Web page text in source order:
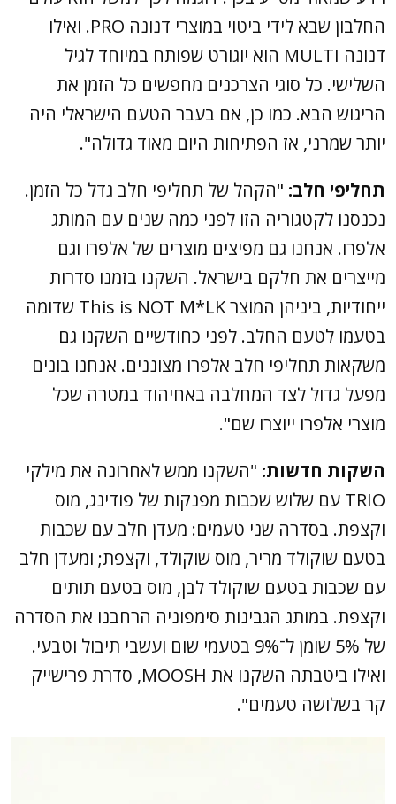
החלבון שבא לידי ביטוי במוצרי דנונה PRO. ואילו
דנונה MULTI הוא יוגורט שפותח במיוחד לגיל
השלישי. כל סוגי הצרכנים מחפשים כל הזמן את
הריגוש הבא. כמו כן, אם בעבר הטעם הישראלי היה
יותר שמרני, אז הפתיחות היום מאוד גדולה".
תחליפי חלב: "הקהל של תחליפי חלב גדל כל הזמן.
נכנסנו לקטגוריה הזו לפני כמה שנים עם המותג
אלפרו. אנחנו גם מפיצים מוצרים של אלפרו וגם
מייצרים את חלקם בישראל. השקנו בזמנו סדרות
ייחודיות, ביניהן המוצר This is NOT M*LK שדומה
בטעמו לטעם החלב. לפני כחודשיים השקנו גם
משקאות תחליפי חלב אלפרו מצוננים. אנחנו בונים
מפעל גדול לצד המחלבה באחיהוד במטרה שכל
מוצרי אלפרו ייוצרו שם".
השקות חדשות: "השקנו ממש לאחרונה את מילקי
TRIO עם שלוש שכבות מפנקות של פודינג, מוס
וקצפת. בסדרה שני טעמים: מעדן חלב עם שכבות
בטעם שוקולד מריר, מוס שוקולד, וקצפת; ומעדן חלב
עם שכבות בטעם שוקולד לבן, מוס בטעם תותים
וקצפת. במותג הגבינות סימפוניה הרחבנו את הסדרה
של 5% שומן ל־9% בטעמי שום ועשבי תיבול וטבעי.
ואילו ביטבתה השקנו את MOOSH, סדרת פרישייק
קר בשלושה טעמים".